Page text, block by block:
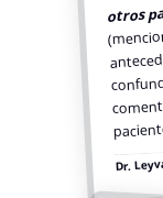
otros
Dr.